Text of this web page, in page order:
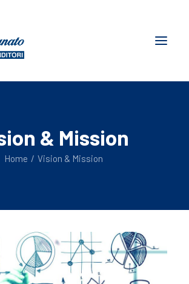
& Mission
Home Vision & Mission